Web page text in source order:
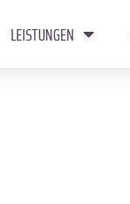
LEISTUNGEN